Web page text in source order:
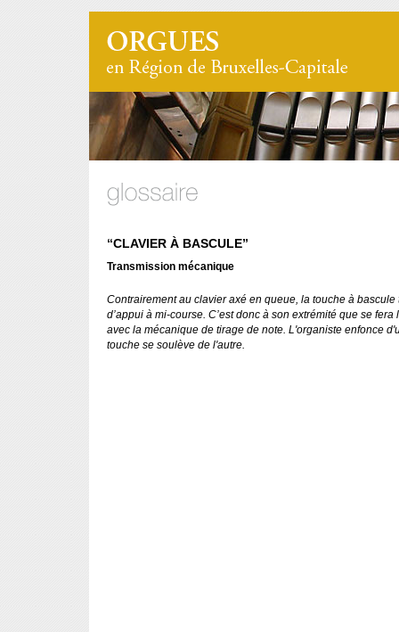
“CLAVIER À BASCULE”
Transmission mécanique
Contrairement au clavier axé en queue, la touche à bascule
d’appui à mi-course. C’est donc à son extrémité que se fera
avec la mécanique de tirage de note. L'organiste enfonce
touche se soulève de l'autre.